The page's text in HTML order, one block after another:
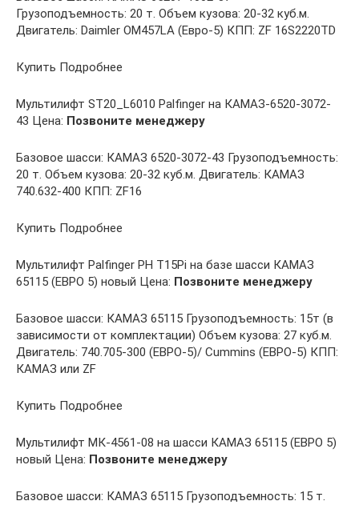
Грузоподъемность: 20 т. Объем кузова: 20-32 куб.м.
Двигатель: Daimler OM457LA (Евро-5) КПП: ZF 16S2220TD
Купить Подробнее
Мультилифт ST20_L6010 Palfinger на КАМАЗ-6520-3072-
43 Цена: Позвоните менеджеру
Базовое шасси: КАМАЗ 6520-3072-43 Грузоподъемность:
20 т. Объем кузова: 20-32 куб.м. Двигатель: КАМАЗ
740.632-400 КПП: ZF16
Купить Подробнее
Мультилифт Palfinger PH T15Pi на базе шасси КАМАЗ
65115 (ЕВРО 5) новый Цена: Позвоните менеджеру
Базовое шасси: КАМАЗ 65115 Грузоподъемность: 15т (в
зависимости от комплектации) Объем кузова: 27 куб.м.
Двигатель: 740.705-300 (ЕВРО-5)/ Cummins (EВРО-5) КПП:
КАМАЗ или ZF
Купить Подробнее
Мультилифт МК-4561-08 на шасси КАМАЗ 65115 (ЕВРО 5)
новый Цена: Позвоните менеджеру
Базовое шасси: КАМАЗ 65115 Грузоподъемность: 15 т.